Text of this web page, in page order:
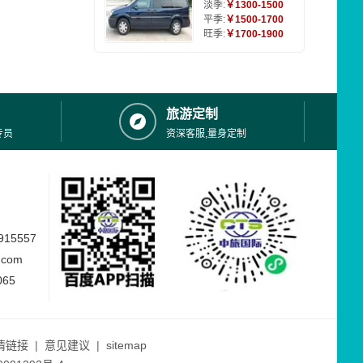
淡季:￥1300-1500
平季:￥1500-1700
旺季:￥1700-1900
员
旅游定制
资深客服,量身定制
链接 | 意见建议 | sitemap